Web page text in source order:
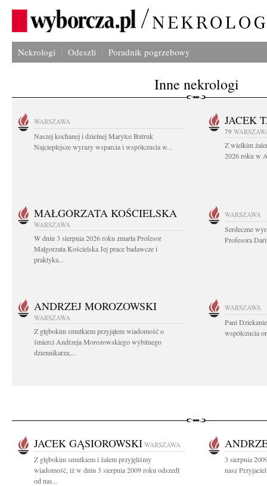
Nekrologi Odeszli Poradnik pogrzebowy
Inne nekrologi
WARSZAWA
Naszej kochanej i dzielnej Marylce Butruk
Najcieplejsze wyrazy wsparcia i współczucia w...
JACEK
79
Z wielkim
2026 roku w
MAŁGORZATA KOŚCIELSKA
WARSZAWA
W dniu 3 sierpnia 2026 roku zmarła Profesor
Małgorzata Kościelska Jej prace badawcze i
praktyka...
WARSZAWA
Serdeczne
Profesora
ANDRZEJ MOROZOWSKI
WARSZAWA
Z głębokim smutkiem przyjąłem wiadomość o
śmierci Andrzeja Morozowskiego wybitnego
dziennikarza,...
WARSZAWA
Pani
współczucia
JACEK GĄSIOROWSKI WARSZAWA
Z głębokim smutkiem i żalem przyjęliśmy
wiadomość, iż w dniu 3 sierpnia 2009 roku odszedł
od nas...
3 sierpnia
nasz